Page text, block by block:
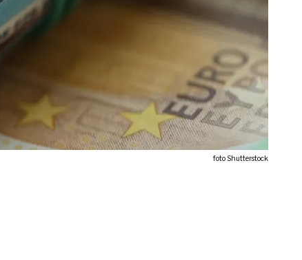
foto Shutterstock